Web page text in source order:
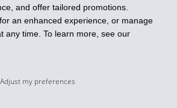
and offer tailored promotions.
an enhanced experience, or manage
any time. To learn more, see our
Adjust my preferences
devants